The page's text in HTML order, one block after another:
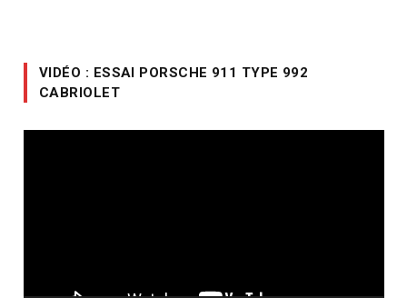
VIDÉO : ESSAI PORSCHE 911 TYPE 992
CABRIOLET